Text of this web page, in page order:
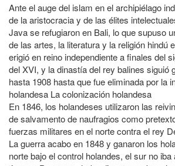
Ante el auge del islam en el archipiélago
de la aristocracia y de las élites
Java se refugiaron en Bali, lo que supuso
de las artes, la literatura y la religión hindú
erigió en reino independiente a finales del
del XVI, y la dinastía del rey balines siguió
hasta 1908 hasta que fue eliminada por la
holandesa La colonización holandesa
En 1846, los holandeses utilizaron las
de salvamento de naufragios como
fuerzas militares en el norte contra el rey
La guerra acabo en 1848 y ganaron los
norte bajo el control holandes, el sur no